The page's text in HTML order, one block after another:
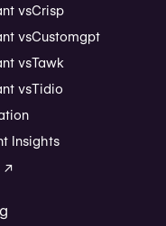
vsCrisp
vsCustomgpt
vsTawk
vsTidio
Insights
↗